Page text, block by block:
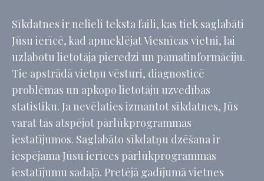
Sīkdatnes ir nelieli teksta faili, kas tiek saglabāti
Jūsu ierīcē, kad apmeklējat Viesnīcas vietni, lai
uzlabotu lietotāja pieredzi un pamatinformāciju.
Tie apstrādā vietņu vēsturi, diagnosticē
problēmas un apkopo lietotāju uzvedības
statistiku. Ja nevēlaties izmantot sīkdatnes, Jūs
varat tās atspējot pārlūkprogrammas
iestatījumos. Saglabāto sīkdatņu dzēšana ir
iespējama Jūsu ierīces pārlūkprogrammas
iestatījumu sadaļā. Pretējā gadījumā vietnes